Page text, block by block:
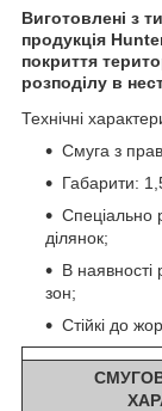
Виготовлені з
продукція
покриття
розподілу в
Технічні
Смуга з
Габарити:
Спеціально
ділянок;
В наявності
зон;
Стійкі до